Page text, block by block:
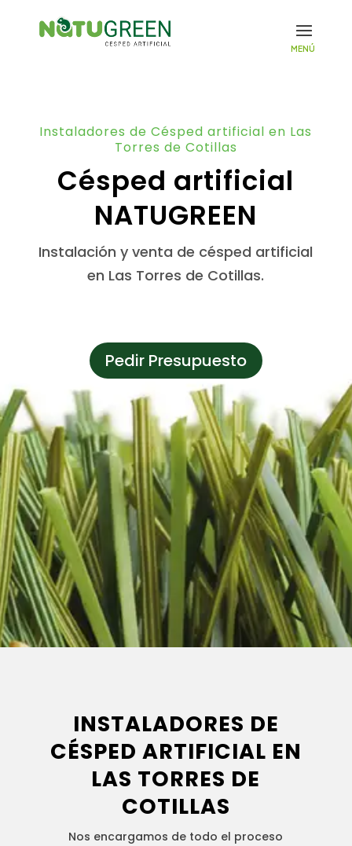
Instaladores de Césped artificial en Las
Torres de Cotillas
Césped artificial
NATUGREEN
Instalación y venta de césped artificial
en Las Torres de Cotillas.
Pedir Presupuesto
INSTALADORES DE
CÉSPED ARTIFICIAL EN
LAS TORRES DE
COTILLAS
Nos encargamos de todo el proceso